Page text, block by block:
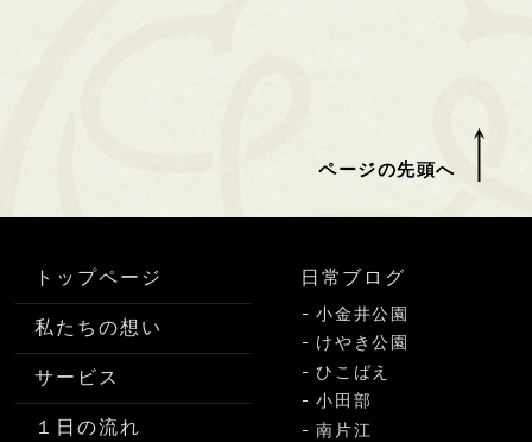
ページの先頭へ
トップページ
私たちの想い
サービス
１日の流れ
日常ブログ
小金井公園
けやき公園
ひこばえ
小田部
南片江